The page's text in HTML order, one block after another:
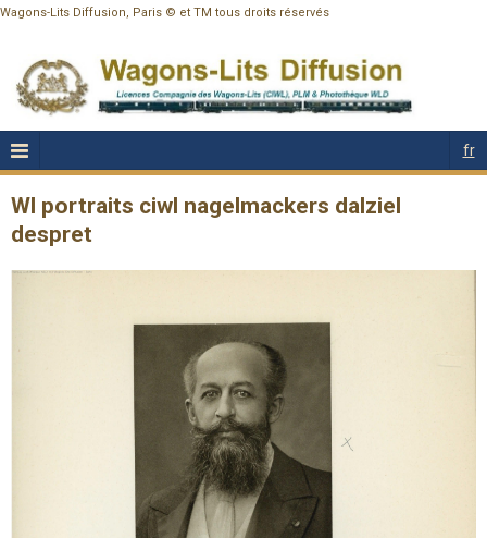
Wagons-Lits Diffusion, Paris © et TM tous droits réservés
fr
Wl portraits ciwl nagelmackers dalziel
despret